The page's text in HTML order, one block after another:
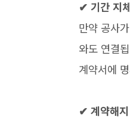
✔ 기간 지
만약 공사
와도 연결
계약서에
✔ 계약해